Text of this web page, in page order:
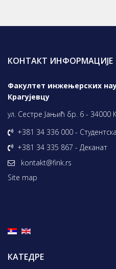
КОНТАКТ ИНФОРМАЦИЈЕ
Факултет инжењерских
Крагујевцу
ул. Сестре Јањић бр. 6 - 34000
+381 34 336 000 -
+381 34 335 867 - Деканат
kontakt@fink.rs
Site map
КАТЕДРЕ